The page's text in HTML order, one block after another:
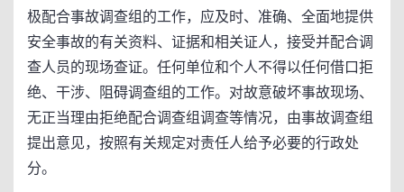
极配合事故调查组的工作，应及时、准确、全面地提供
安全事故的有关资料、证据和相关证人，接受并配合调
查人员的现场查证。任何单位和个人不得以任何借口拒
绝、干涉、阻碍调查组的工作。对故意破坏事故现场、
无正当理由拒绝配合调查组调查等情况，由事故调查组
提出意见，按照有关规定对责任人给予必要的行政处
分。